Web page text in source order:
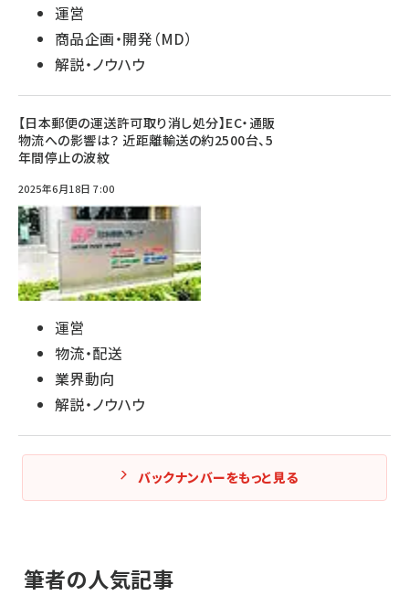
運営
商品企画・開発（MD）
解説・ノウハウ
【日本郵便の運送許可取り消し処分】EC・通販
物流への影響は？ 近距離輸送の約2500台、5
年間停止の波紋
2025年6月18日 7:00
運営
物流・配送
業界動向
解説・ノウハウ
バックナンバーをもっと見る
筆者の人気記事